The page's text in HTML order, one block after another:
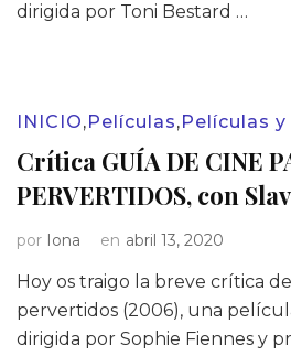
dirigida por Toni Bestard …
INICIO,Películas,Películas y
Crítica GUÍA DE CINE
PERVERTIDOS, con
por Iona en abril 13, 2020
Hoy os traigo la breve crítica
pervertidos (2006), una
dirigida por Sophie Fiennes y